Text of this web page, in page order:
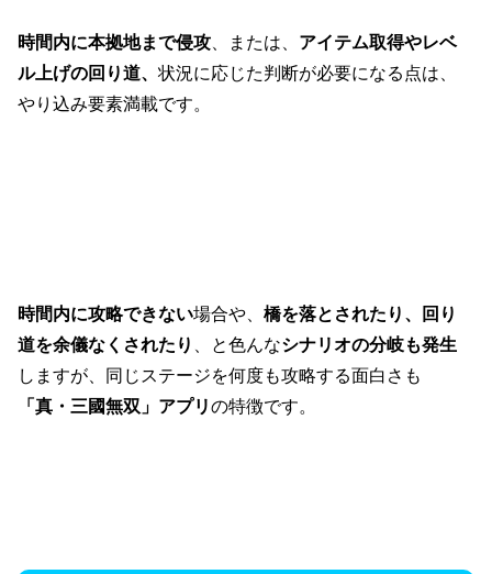
時間内に本拠地まで侵攻 、または、 アイテム取得やレベ
ル上げの回り道、状況に応じた判断が必要になる点は、
やり込み要素満載です。
時間内に攻略できない場合や、橋を落とされたり、回り
道を余儀なくされたり
、と色んなシナリオの分岐も発生
しますが、同じステージを何度も攻略する面白さも
「真・三國無双」アプリの特徴です。